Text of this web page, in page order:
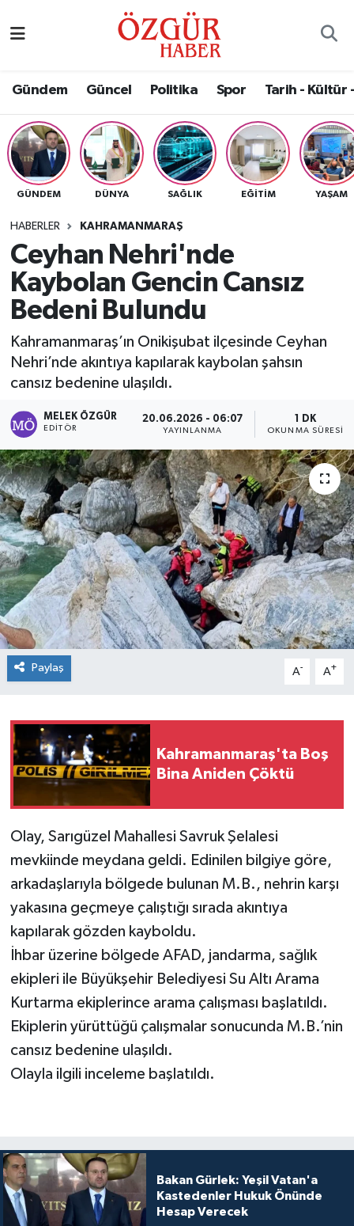
Gündem Güncel Politika Spor Tarih - Kültür
GÜNDEM DÜNYA SAĞLIK EĞITIM YAŞAM
HABERLER KAHRAMANMARAŞ
Ceyhan Nehri'nde
Kaybolan Gencin Cansız
Bedeni Bulundu
Kahramanmaraş’ın Onikişubat ilçesinde Ceyhan
Nehri’nde akıntıya kapılarak kaybolan şahsın
cansız bedenine ulaşıldı.
MELEK ÖZGÜR
EDITÖR
20.06.2026 - 06:07
YAYINLANMA
1 DK
OKUNMA SÜRESI
Paylaş A- A+
Kahramanmaraş'ta Boş
Bina Aniden Çöktü
Olay, Sarıgüzel Mahallesi Savruk Şelalesi
mevkiinde meydana geldi. Edinilen bilgiye göre,
arkadaşlarıyla bölgede bulunan M.B., nehrin karşı
yakasına geçmeye çalıştığı sırada akıntıya
kapılarak gözden kayboldu.
İhbar üzerine bölgede AFAD, jandarma, sağlık
ekipleri ile Büyükşehir Belediyesi Su Altı Arama
Kurtarma ekiplerince arama çalışması başlatıldı.
Ekiplerin yürüttüğü çalışmalar sonucunda M.B.’nin
cansız bedenine ulaşıldı.
Olayla ilgili inceleme başlatıldı.
Bakan Gürlek: Yeşil Vatan'a
Kastedenler Hukuk Önünde
Hesap Verecek
Eğitim
Ekonomi
Güncel
Gündem
Magazin
Politika
Sağlık
Spor
Tarih - Kültür - Sanat - Turizm
Yaşam
Nöbetçi Eczaneler
Namaz Vakitleri
Trafik Durumu
Süper Lig Puan Durumu ve Fikstür
Tüm Manşetler
Son Dakika Haberleri
Haber Arşivi